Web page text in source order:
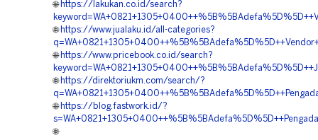
🌐 https://lakukan.co.id/search?
🌐 https://www.jualaku.id/all-categories?
🌐 https://www.pricebook.co.id/search?
🌐 https://direktoriukm.com/search/?
🌐 https://blog.fastwork.id/?
🌐